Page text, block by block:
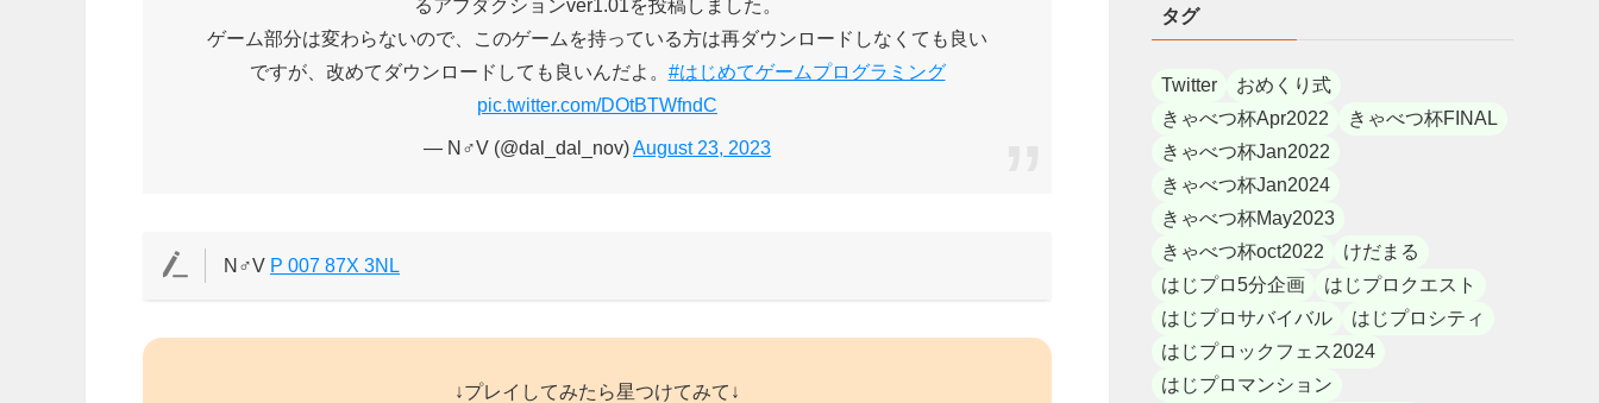
るアブダクションver1.01を投稿しました。
ゲーム部分は変わらないので、このゲームを持っている方は再ダウンロードしなくても良い
ですが、改めてダウンロードしても良いんだよ。 #はじめてゲームプログラミング
pic.twitter.com/DOtBTWfndC
— N♂V (@dal_dal_nov)August 23, 2023
N♂V P 007 87X 3NL
↓プレイしてみたら星つけてみて↓
タグ
Twitter
おめくり式
きゃべつ杯Apr2022
きゃべつ杯FINAL
きゃべつ杯Jan2022
きゃべつ杯Jan2024
きゃべつ杯May2023
きゃべつ杯oct2022
けだまる
はじプロ5分企画
はじプロクエスト
はじプロサバイバル
はじプロシティ
はじプロックフェス2024
はじプロマンション